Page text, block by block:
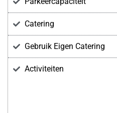
Catering
Gebruik Eigen Catering
Activiteiten